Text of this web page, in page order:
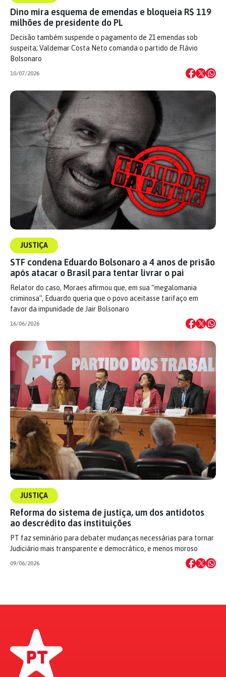
Dino mira esquema de emendas e bloqueia R$ 119
milhões de presidente do PL
Decisão também suspende o pagamento de 21 emendas sob
suspeita; Valdemar Costa Neto comanda o partido de Flávio
Bolsonaro
10/07/2026
JUSTIÇA
STF condena Eduardo Bolsonaro a 4 anos de prisão
após atacar o Brasil para tentar livrar o pai
Relator do caso, Moraes afirmou que, em sua “megalomania
criminosa”, Eduardo queria que o povo aceitasse tarifaço em
favor da impunidade de Jair Bolsonaro
16/06/2026
JUSTIÇA
Reforma do sistema de justiça, um dos antídotos
ao descrédito das instituições
PT faz seminário para debater mudanças necessárias para tornar
Judiciário mais transparente e democrático, e menos moroso
09/06/2026